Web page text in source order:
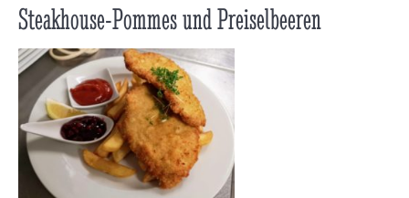
Steakhouse-Pommes und Preiselbeeren